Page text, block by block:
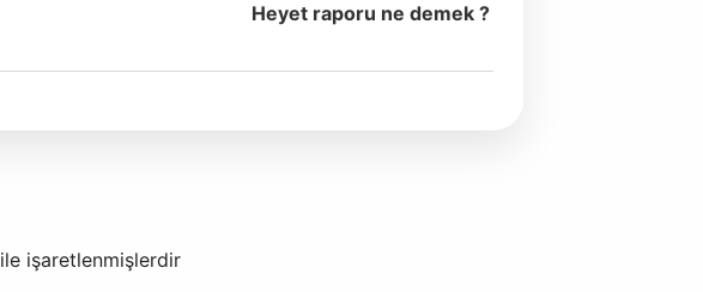
Heyet raporu ne demek ?
ile işaretlenmişlerdir